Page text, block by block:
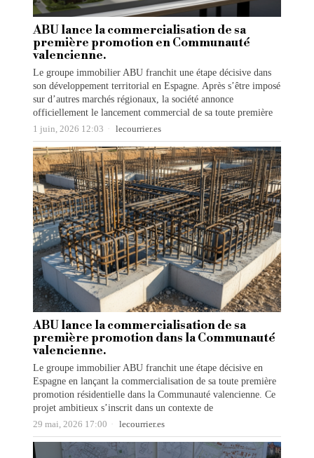
ABU lance la commercialisation de sa
première promotion en Communauté
valencienne.
Le groupe immobilier ABU franchit une étape décisive dans
son développement territorial en Espagne. Après s’être imposé
sur d’autres marchés régionaux, la société annonce
officiellement le lancement commercial de sa toute première
1 juin, 2026 12:03 lecourrier.es
ABU lance la commercialisation de sa
première promotion dans la Communauté
valencienne.
Le groupe immobilier ABU franchit une étape décisive en
Espagne en lançant la commercialisation de sa toute première
promotion résidentielle dans la Communauté valencienne. Ce
projet ambitieux s’inscrit dans un contexte de
29 mai, 2026 17:00 lecourrier.es